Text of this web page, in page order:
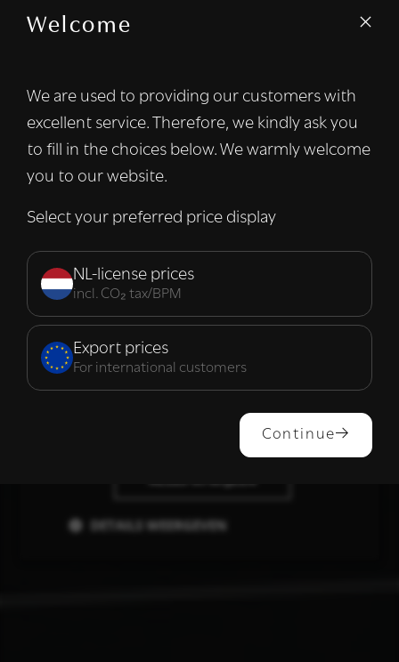
Welcome
We are used to providing our customers with
excellent service. Therefore, we kindly ask you
to fill in the choices below. We warmly welcome
you to our website.
Select your preferred price display
NL-license prices
incl. CO₂ tax/BPM
Export prices
For international customers
Continue
We gebruiken cookies om inhoud en
informatie over uw gebruik van onze site
met onze advertentie- en analysepartners,
die deze kunnen combineren met andere
informatie die u aan hen heeft verstrekt of
van hun diensten. Lees verder
Strikt
noodzakelijk
Prestatie Targeting
ALLES ACCEPTEREN
DETAILS WEERGEVEN